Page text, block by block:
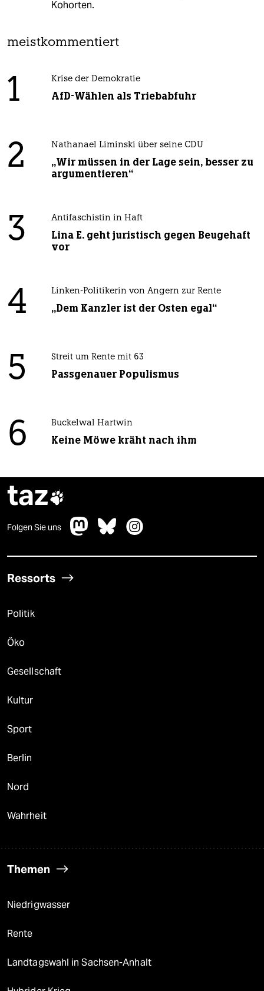
Kohorten.
meistkommentiert
1 Krise der Demokratie
AfD-Wählen als Triebabfuhr
2 Nathanael Liminski über seine CDU
„Wir müssen in der Lage sein, besser zu
argumentieren“
3 Antifaschistin in Haft
Lina E. geht juristisch gegen Beugehaft
vor
4 Linken-Politikerin von Angern zur Rente
„Dem Kanzler ist der Osten egal“
5 Streit um Rente mit 63
Passgenauer Populismus
6 Buckelwal Hartwin
Keine Möwe kräht nach ihm
taz
Folgen Sie uns
Ressorts
Politik
Öko
Gesellschaft
Kultur
Sport
Berlin
Nord
Wahrheit
Themen
Niedrigwasser
Rente
Landtagswahl in Sachsen-Anhalt